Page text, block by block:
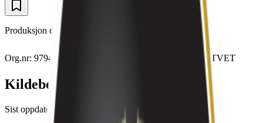
Produksjon og salg av profileringsprodukter og premier.
Org.nr: 979410786 SKIPTVET
Kildebelagte fakta
Sist oppdatert: